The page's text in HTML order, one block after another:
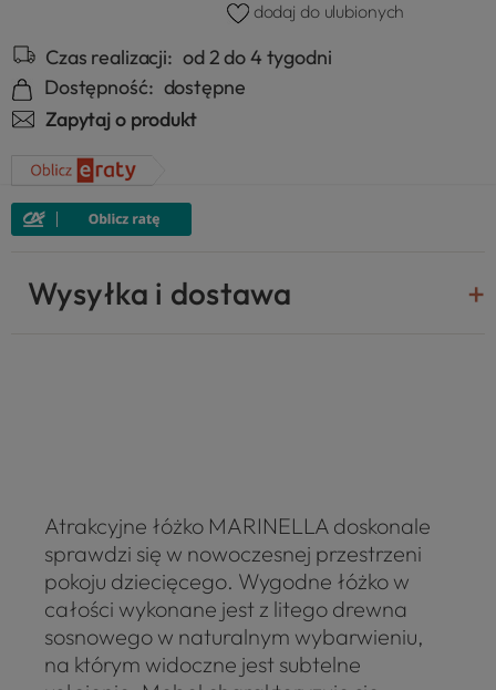
dodaj do ulubionych
Czas realizacji: od 2 do 4 tygodni
Dostępność: dostępne
Zapytaj o produkt
Wysyłka i dostawa
Atrakcyjne łóżko MARINELLA doskonale
sprawdzi się w nowoczesnej przestrzeni
pokoju dziecięcego. Wygodne łóżko w
całości wykonane jest z litego drewna
sosnowego w naturalnym wybarwieniu,
na którym widoczne jest subtelne